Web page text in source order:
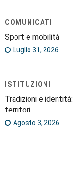
COMUNICATI
Sport e mobilità
Luglio 31, 2026
ISTITUZIONI
Tradizioni e
territori
Agosto 3, 2026